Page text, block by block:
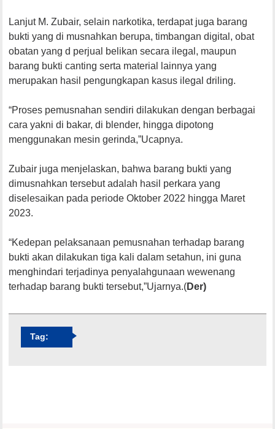
Lanjut M. Zubair, selain narkotika, terdapat juga barang
bukti yang di musnahkan berupa, timbangan digital, obat
obatan yang d perjual belikan secara ilegal, maupun
barang bukti canting serta material lainnya yang
merupakan hasil pengungkapan kasus ilegal driling.
“Proses pemusnahan sendiri dilakukan dengan berbagai
cara yakni di bakar, di blender, hingga dipotong
menggunakan mesin gerinda,”Ucapnya.
Zubair juga menjelaskan, bahwa barang bukti yang
dimusnahkan tersebut adalah hasil perkara yang
diselesaikan pada periode Oktober 2022 hingga Maret
2023.
“Kedepan pelaksanaan pemusnahan terhadap barang
bukti akan dilakukan tiga kali dalam setahun, ini guna
menghindari terjadinya penyalahgunaan wewenang
terhadap barang bukti tersebut,”Ujarnya.(Der)
Tag: